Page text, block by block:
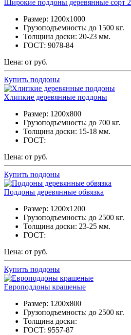
Широкие поддоны деревянные сорт 2
Размер: 1200х1000
Грузоподъемность: до 1500 кг.
Толщина доски: 20-23 мм.
ГОСТ: 9078-84
Цена: от руб.
Купить поддоны
Хлипкие деревянные поддоны
Размер: 1200х800
Грузоподъемность: до 700 кг.
Толщина доски: 15-18 мм.
ГОСТ:
Цена: от руб.
Купить поддоны
Поддоны деревянные обвязка
Размер: 1200х1200
Грузоподъемность: до 2500 кг.
Толщина доски: 23-25 мм.
ГОСТ:
Цена: от руб.
Купить поддоны
Европоддоны крашеные
Размер: 1200х800
Грузоподъемность: до 2500 кг.
Толщина доски:
ГОСТ: 9557-87